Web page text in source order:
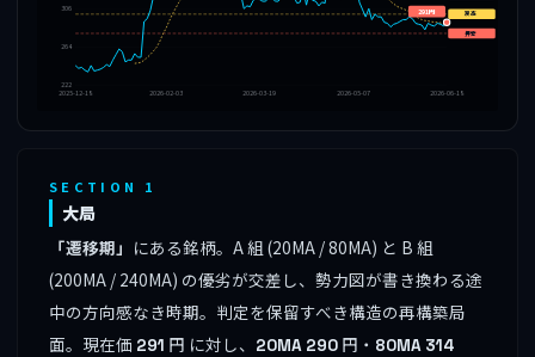
306
264
222
2025-12-18
2026-02-03 2026-03-19 2026-05-07 2026-06-18
押安
戻高
291円
SECTION 1
大局
「遷移期」 にある銘柄。A 組 (20MA / 80MA) と B 組
(200MA / 240MA) の優劣が交差し、勢力図が書き換わる途
中の方向感なき時期。判定を保留すべき構造の再構築局
面。現在価 291 円 に対し、 20MA 290 円・ 80MA 314